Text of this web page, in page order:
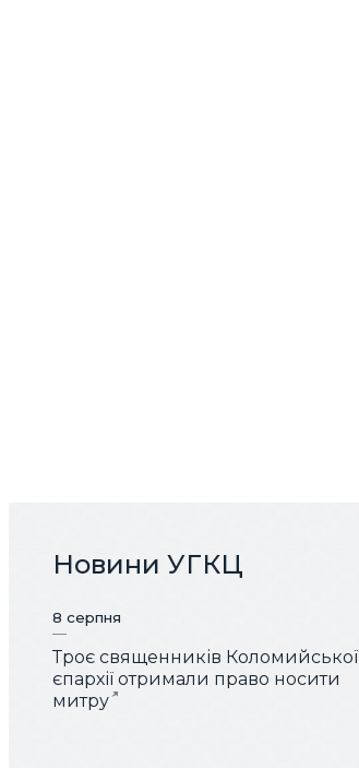
Новини УГКЦ
8 серпня
Троє священників Коломийської
єпархії отримали право носити
митру